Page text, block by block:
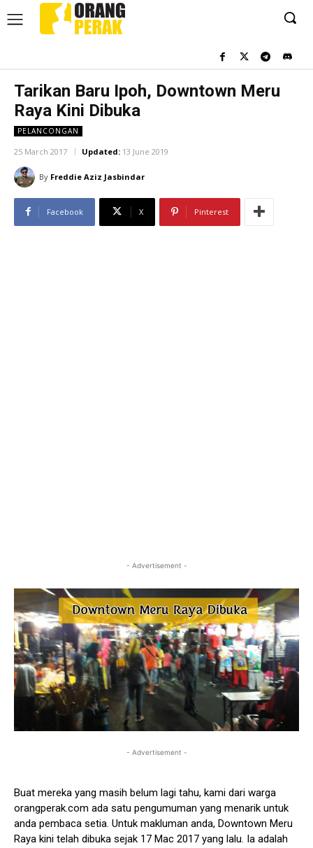
Tarikan Baru Ipoh, Downtown Meru
Raya Kini Dibuka
PELANCONGAN
25 March 2017 Updated: 13 June 2019
By Freddie Aziz Jasbindar
Facebook X Pinterest
- Advertisement -
- Advertisement -
Buat mereka yang masih belum lagi tahu, kami dari warga
orangperak.com ada satu pengumuman yang menarik untuk
anda pembaca setia. Untuk makluman anda, Downtown Meru
Raya kini telah dibuka sejak 17 Mac 2017 yang lalu. Ia adalah